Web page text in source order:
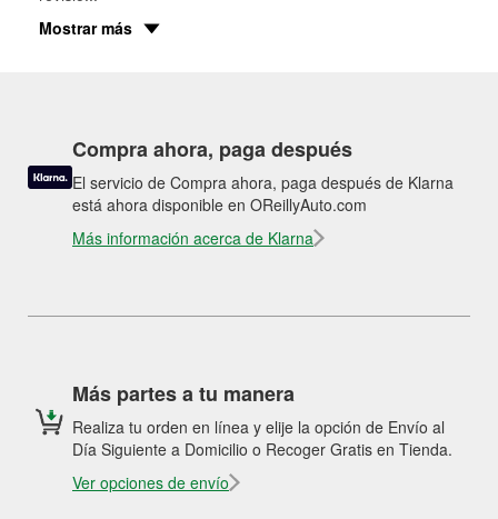
Mostrar más
Compra ahora, paga después
El servicio de Compra ahora, paga después de Klarna
está ahora disponible en OReillyAuto.com
Más información acerca de Klarna
Más partes a tu manera
Realiza tu orden en línea y elije la opción de Envío al
Día Siguiente a Domicilio o Recoger Gratis en Tienda.
Ver opciones de envío